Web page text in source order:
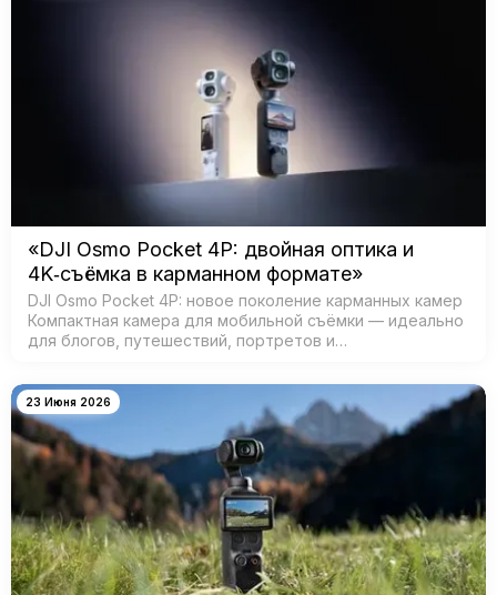
«DJI Osmo Pocket 4P: двойная оптика и
4K‑съёмка в карманном формате»
DJI Osmo Pocket 4P: новое поколение карманных камер
Компактная камера для мобильной съёмки — идеально
для блогов, путешествий, портретов и
двойная система камер: ш…
23 Июня 2026